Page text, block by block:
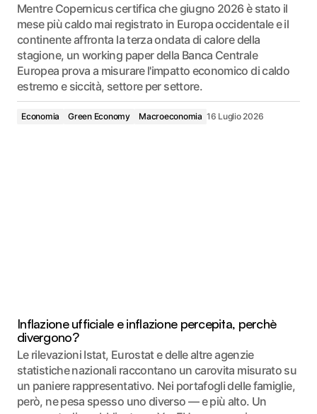
Mentre Copernicus certifica che giugno 2026 è stato il
mese più caldo mai registrato in Europa occidentale e il
continente affronta la terza ondata di calore della
stagione, un working paper della Banca Centrale
Europea prova a misurare l'impatto economico di caldo
estremo e siccità, settore per settore.
Economia Green Economy Macroeconomia 16 Luglio 2026
Inflazione ufficiale e inflazione percepita, perchè
divergono?
Le rilevazioni Istat, Eurostat e delle altre agenzie
statistiche nazionali raccontano un carovita misurato su
un paniere rappresentativo. Nei portafogli delle famiglie,
però, ne pesa spesso uno diverso — e più alto. Un